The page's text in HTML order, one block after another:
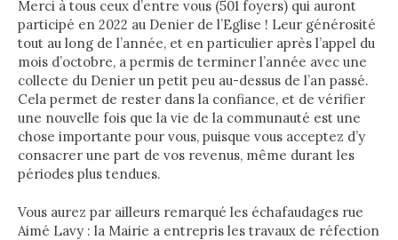
Merci à tous ceux d’entre vous (501 foyers) qui auront
participé en 2022 au Denier de l’Eglise ! Leur générosité
tout au long de l’année, et en particulier après l’appel du
mois d’octobre, a permis de terminer l’année avec une
collecte du Denier un petit peu au-dessus de l’an passé.
Cela permet de rester dans la confiance, et de vérifier
une nouvelle fois que la vie de la communauté est une
chose importante pour vous, puisque vous acceptez d’y
consacrer une part de vos revenus, même durant les
périodes plus tendues.
Vous aurez par ailleurs remarqué les échafaudages rue
Aimé Lavy : la Mairie a entrepris les travaux de réfection